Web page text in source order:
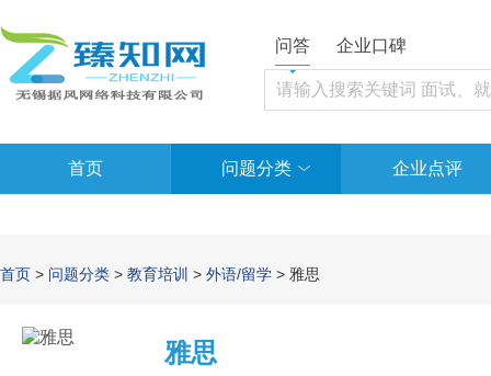
问答 企业口碑
首页 问题分类 企业点评
首页 > 问题分类 > 教育培训 > 外语/留学 > 雅思
雅思